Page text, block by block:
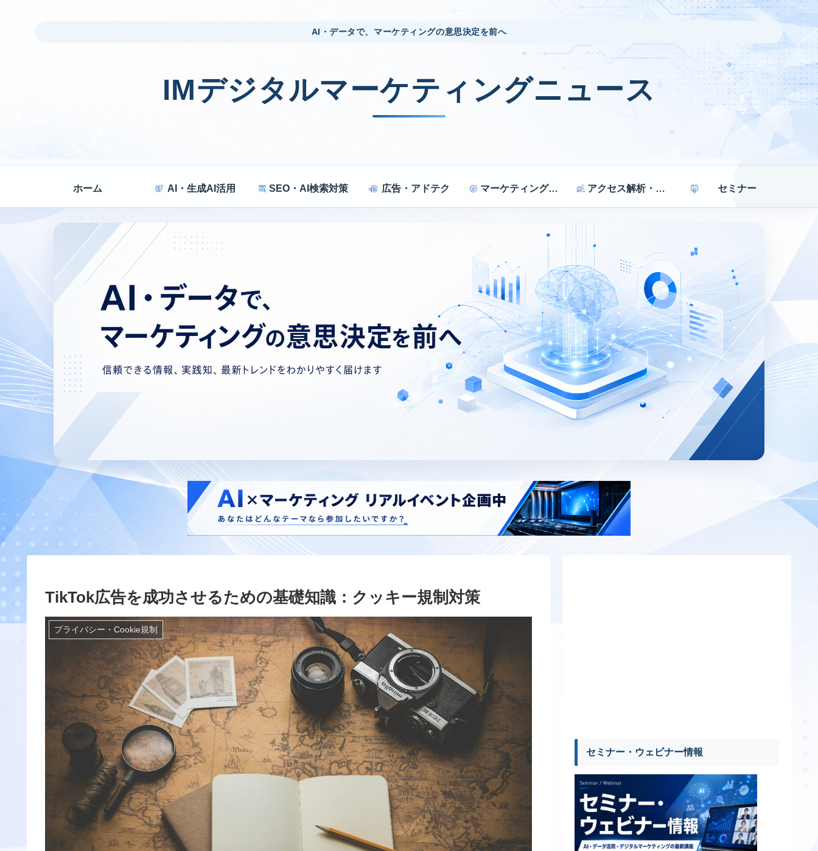
AI・データで、マーケティングの意思決定を前へ
IMデジタルマーケティングニュース
ホーム AI・生成AI活用 SEO・AI検索対策 広告・アドテク マーケティング戦略 アクセス解析・効果測定 セミナー
TikTok広告を成功させるための基礎知識：クッキー規制対策
プライバシー・Cookie規制
セミナー・ウェビナー情報